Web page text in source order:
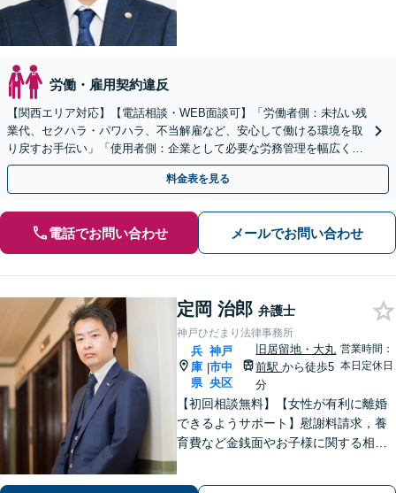
労働・雇用契約違反
【関西エリア対応】【電話相談・WEB面談可】「労働者側：未払い残
業代、セクハラ・パワハラ、不当解雇など、安心して働ける環境を取
り戻すお手伝い」「使用者側：企業として必要な労務管理を幅広くサ
ポート」【スポット契約・顧問契約どちらも対応可】
料金表を見る
電話でお問い合わせ メールでお問い合わせ
定岡 治郎 弁護士
神戸ひだまり法律事務所
兵
庫
県
|
神戸
市中
央区
旧居留地・大丸
前駅から徒歩5
分
営業時間：
本日定休日
【初回相談無料】【女性が有利に離婚
できるようサポート】慰謝料請求，養
育費など金銭面やお子様に関する相談